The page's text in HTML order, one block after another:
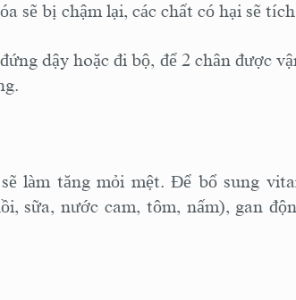
sẽ bị chậm lại, các chất có hại sẽ
dậy hoặc đi bộ, để 2 chân được
làm tăng mỏi mệt. Để bổ sung
sữa, nước cam, tôm, nấm), gan